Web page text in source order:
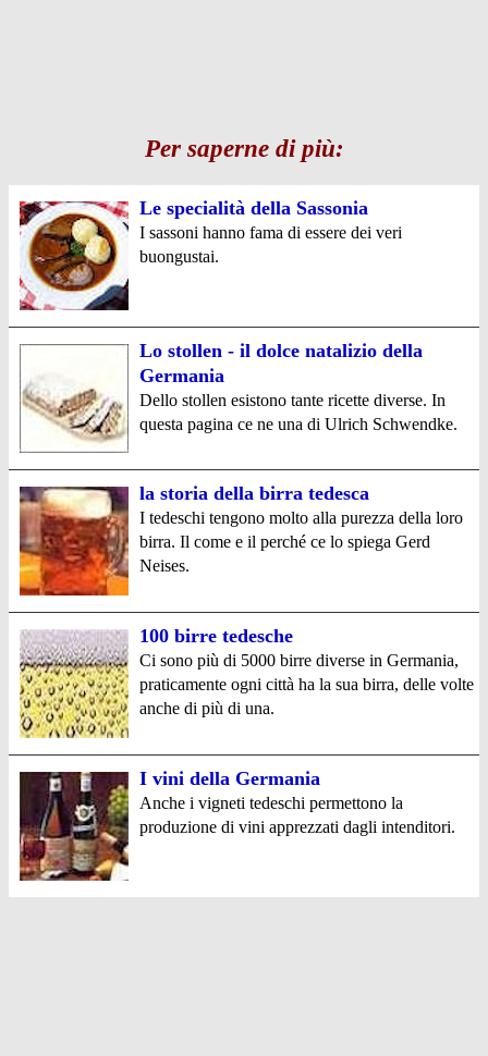
Per saperne di più:
Le specialità della Sassonia
I sassoni hanno fama di essere dei veri
buongustai.
Lo stollen - il dolce natalizio della
Germania
Dello stollen esistono tante ricette diverse. In
questa pagina ce ne una di Ulrich Schwendke.
la storia della birra tedesca
I tedeschi tengono molto alla purezza della loro
birra. Il come e il perché ce lo spiega Gerd
Neises.
100 birre tedesche
Ci sono più di 5000 birre diverse in Germania,
praticamente ogni città ha la sua birra, delle volte
anche di più di una.
I vini della Germania
Anche i vigneti tedeschi permettono la
produzione di vini apprezzati dagli intenditori.